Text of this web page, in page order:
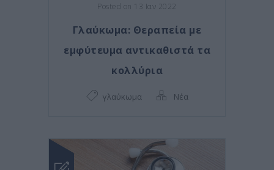
Posted on 13 Ιαν 2022
Γλαύκωμα: Θεραπεία με
εμφύτευμα αντικαθιστά τα
κολλύρια
γλαύκωμα Νέα